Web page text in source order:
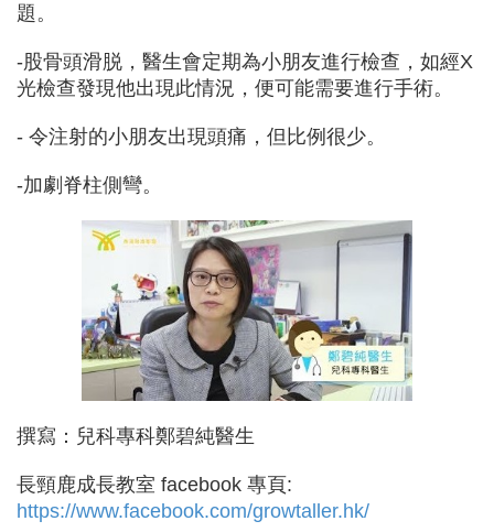
題。
-股骨頭滑脱，醫生會定期為小朋友進行檢查，如經X
光檢查發現他出現此情況，便可能需要進行手術。
- 令注射的小朋友出現頭痛，但比例很少。
-加劇脊柱側彎。
撰寫：兒科專科鄭碧純醫生
長頸鹿成長教室 facebook 專頁:
https://www.facebook.com/growtaller.hk/